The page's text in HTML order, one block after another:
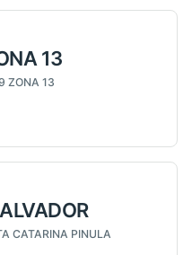
13
ZONA 13
CATARINA PINULA